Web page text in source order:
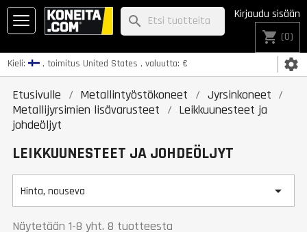
Kieli: , toimitus United States , valuutta: € settings
Kirjaudu sisään
shopping_cart (0)
search
Etusivulle Metallintyöstökoneet
Jyrsinkoneet
Metallijyrsimien lisävarusteet
Leikkuunesteet ja
johdeöljyt
LEIKKUUNESTEET JA JOHDEÖLJYT
Hinta, nouseva 
Näytetään 1-8 yht. 8 tuotteesta